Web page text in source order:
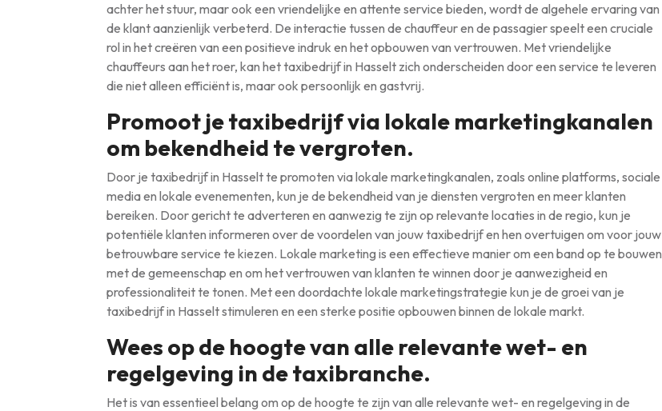
achter het stuur, maar ook een vriendelijke en attente service bieden, wordt de algehele ervaring van
de klant aanzienlijk verbeterd. De interactie tussen de chauffeur en de passagier speelt een cruciale
rol in het creëren van een positieve indruk en het opbouwen van vertrouwen. Met vriendelijke
chauffeurs aan het roer, kan het taxibedrijf in Hasselt zich onderscheiden door een service te leveren
die niet alleen efficiënt is, maar ook persoonlijk en gastvrij.
Promoot je taxibedrijf via lokale marketingkanalen
om bekendheid te vergroten.
Door je taxibedrijf in Hasselt te promoten via lokale marketingkanalen, zoals online platforms, sociale
media en lokale evenementen, kun je de bekendheid van je diensten vergroten en meer klanten
bereiken. Door gericht te adverteren en aanwezig te zijn op relevante locaties in de regio, kun je
potentiële klanten informeren over de voordelen van jouw taxibedrijf en hen overtuigen om voor jouw
betrouwbare service te kiezen. Lokale marketing is een effectieve manier om een band op te bouwen
met de gemeenschap en om het vertrouwen van klanten te winnen door je aanwezigheid en
professionaliteit te tonen. Met een doordachte lokale marketingstrategie kun je de groei van je
taxibedrijf in Hasselt stimuleren en een sterke positie opbouwen binnen de lokale markt.
Wees op de hoogte van alle relevante wet- en
regelgeving in de taxibranche.
Het is van essentieel belang om op de hoogte te zijn van alle relevante wet- en regelgeving in de